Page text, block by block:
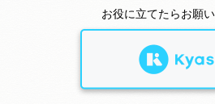
お役に立てたらお願